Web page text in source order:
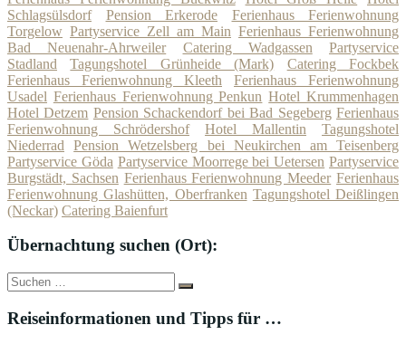
Schlagsülsdorf
Pension Erkerode
Ferienhaus Ferienwohnung
Torgelow Partyservice Zell am Main Ferienhaus Ferienwohnung
Bad Neuenahr-Ahrweiler
Catering Wadgassen
Partyservice
Stadland
Tagungshotel Grünheide (Mark)
Catering Fockbek
Ferienhaus Ferienwohnung Kleeth
Ferienhaus Ferienwohnung
Usadel Ferienhaus Ferienwohnung Penkun Hotel Krummenhagen
Hotel Detzem Pension Schackendorf bei Bad Segeberg Ferienhaus
Ferienwohnung Schrödershof
Hotel Mallentin
Tagungshotel
Niederrad
Pension Wetzelsberg bei Neukirchen am Teisenberg
Partyservice Göda Partyservice Moorrege bei Uetersen Partyservice
Burgstädt, Sachsen Ferienhaus Ferienwohnung Meeder Ferienhaus
Ferienwohnung Glashütten, Oberfranken Tagungshotel Deißlingen
(Neckar) Catering Baienfurt
Übernachtung suchen (Ort):
Suche
nach:
Suchen
Reiseinformationen und Tipps für …